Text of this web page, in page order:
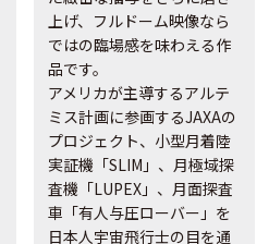
上げ、フルドーム映像なら
ではの臨場感を味わえる作
品です。
アメリカが主導するアルテ
ミス計画に参画するJAXAの
プロジェクト、小型月着陸
実証機「SLIM」、月極域探
査機「LUPEX」、月面探査
車「有人与圧ローバー」を
日本人宇宙飛行士の目を通